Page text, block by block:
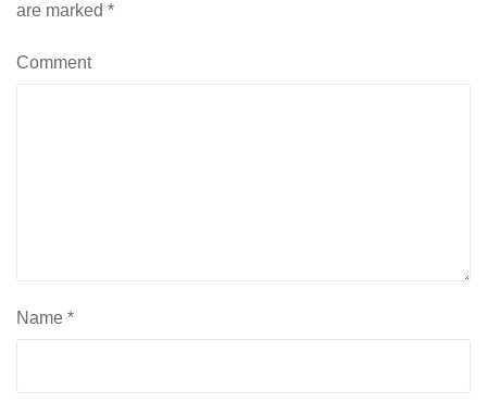
are marked *
Comment
Name *